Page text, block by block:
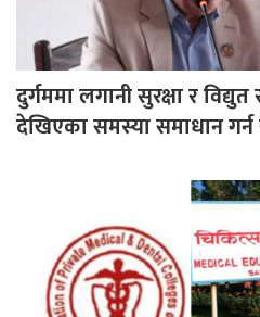
दुर्गममा लगानी सुरक्षा र
देखिएका समस्या समाधान